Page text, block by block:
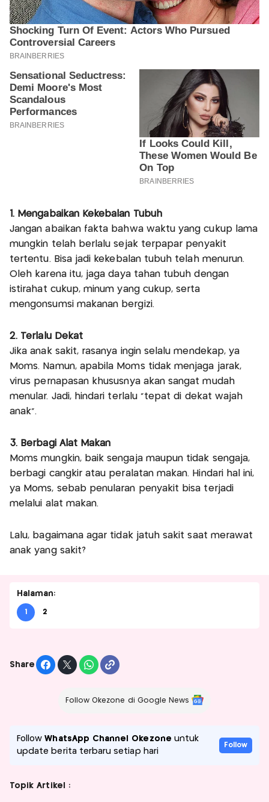
1. Mengabaikan Kekebalan Tubuh
Jangan abaikan fakta bahwa waktu yang cukup lama
mungkin telah berlalu sejak terpapar penyakit
tertentu. Bisa jadi kekebalan tubuh telah menurun.
Oleh karena itu, jaga daya tahan tubuh dengan
istirahat cukup, minum yang cukup, serta
mengonsumsi makanan bergizi.
2. Terlalu Dekat
Jika anak sakit, rasanya ingin selalu mendekap, ya
Moms. Namun, apabila Moms tidak menjaga jarak,
virus pernapasan khususnya akan sangat mudah
menular. Jadi, hindari terlalu “tepat di dekat wajah
anak”.
3. Berbagi Alat Makan
Moms mungkin, baik sengaja maupun tidak sengaja,
berbagi cangkir atau peralatan makan. Hindari hal ini,
ya Moms, sebab penularan penyakit bisa terjadi
melalui alat makan.
Lalu, bagaimana agar tidak jatuh sakit saat merawat
anak yang sakit?
Halaman:
1 2
Share
Follow Okezone di Google News
FollowWhatsApp Channel Okezone untuk
update berita terbaru setiap hari
Follow
Topik Artikel :